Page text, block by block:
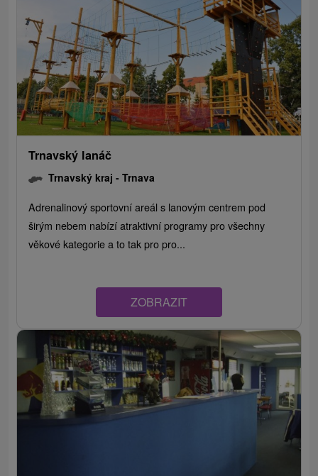
Trnavský lanáč
Trnavský kraj -Trnava
Adrenalinový sportovní areál s lanovým centrem pod
širým nebem nabízí atraktivní programy pro všechny
věkové kategorie a to tak pro pro...
ZOBRAZIT